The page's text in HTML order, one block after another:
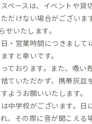
ペースは、イベントや貸
だけない場合がございま
いたします。
日・営業時間につきまし
すと幸いです。
ております。また、吸い
ていただかず、携帯灰皿
ようお願いいたします。
中学校がございます。日
、その際に音が聞こえる